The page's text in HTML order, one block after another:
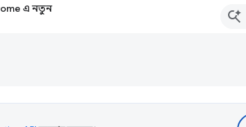
এ নতুন